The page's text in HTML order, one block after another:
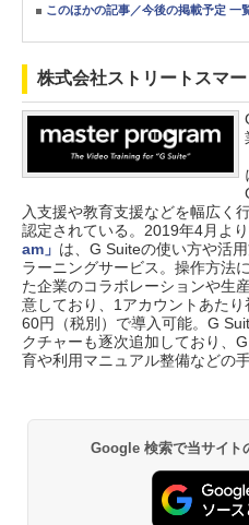
このほかの記事／今後の掲載予定 一
株式会社ストリートスマー
入支援や教育支援などを幅広く
認定されている。2019年4月よ
am」 は、G Suiteの使い方や活
ラーニングサービス。操作方法
た企業のコラボレーションや生
意しており、1アカウントあた
60円（税別）で導入可能。G
クチャーも逐次追加しており、
育や利用マニュアル整備などの
Google 検索で当サイト